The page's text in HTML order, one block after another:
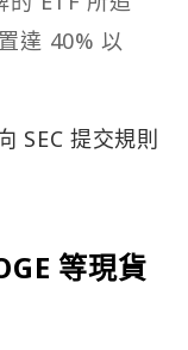
達 40% 以
SEC 提交規則
等現貨